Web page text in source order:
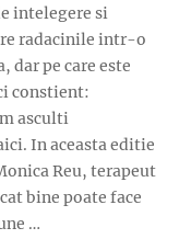
intelegere si
radacinile intr-o
dar pe care este
constient:
asculti
In aceasta editie
Reu, terapeut
bine poate face
…